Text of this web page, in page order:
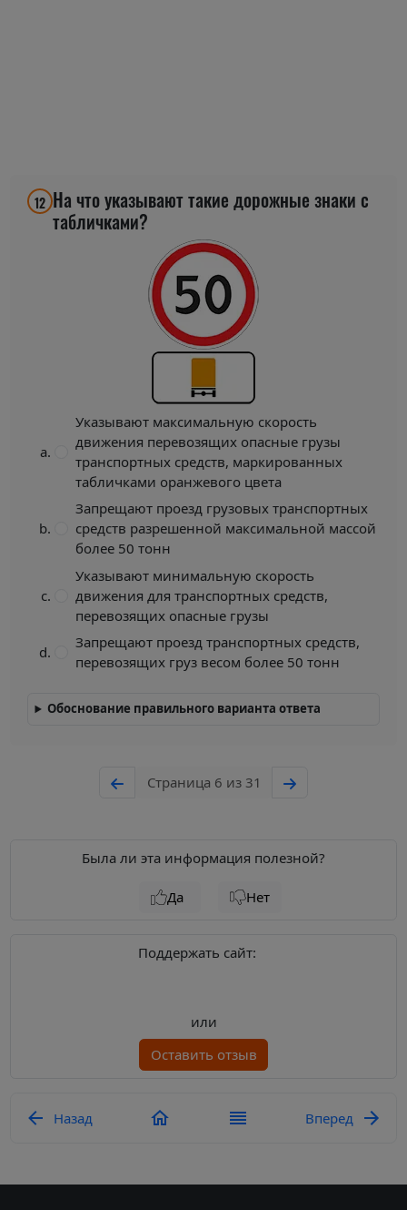
12 На что указывают такие дорожные знаки с
табличками?
Указывают максимальную скорость
движения перевозящих опасные грузы
транспортных средств, маркированных
табличками оранжевого цвета
Запрещают проезд грузовых транспортных
средств разрешенной максимальной массой
более 50 тонн
Указывают минимальную скорость
движения для транспортных средств,
перевозящих опасные грузы
Запрещают проезд транспортных средств,
перевозящих груз весом более 50 тонн
Обоснование правильного варианта ответа
Страница 6 из 31
Была ли эта информация полезной?
Да Нет
Поддержать сайт:
или
Оставить отзыв
Назад Вперед